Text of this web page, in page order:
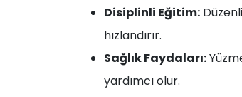
Disiplinli Eğitim:
hızlandırır.
Sağlık Faydaları:
yardımcı olur.